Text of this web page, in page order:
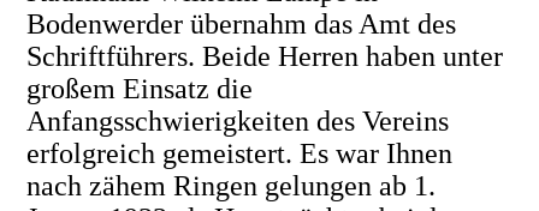
Bodenwerder übernahm das Amt des
Schriftführers. Beide Herren haben unter
großem Einsatz die
Anfangsschwierigkeiten des Vereins
erfolgreich gemeistert. Es war Ihnen
nach zähem Ringen gelungen ab 1.